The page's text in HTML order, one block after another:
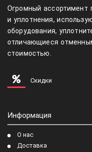
Огромный ассортимент
и уплотнения,
оборудования,
отличающиеся
стоимостью.
Скидки
Информация
О нас
Доставка